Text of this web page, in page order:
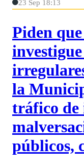
23 Sep 18:13
Piden
la
tráfico de
públicos,